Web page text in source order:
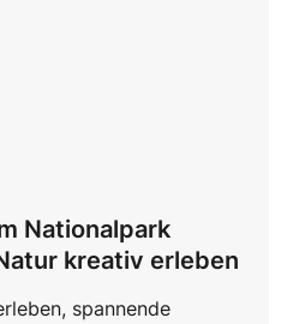
Nationalpark
kreativ erleben
spannende